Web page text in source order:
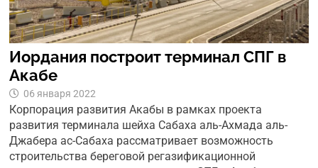
Иордания построит терминал СПГ в
Акабе
06 января 2022
Корпорация развития Акабы в рамках проекта
развития терминала шейха Сабаха аль-Ахмада аль-
Джабера ас-Сабаха рассматривает возможность
строительства береговой регазификационной